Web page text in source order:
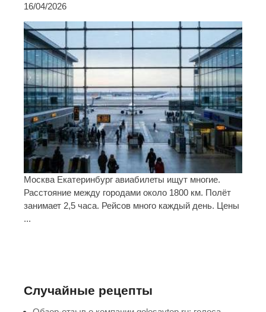
16/04/2026
Москва Екатеринбург авиабилеты ищут многие.
Расстояние между городами около 1800 км. Полёт
занимает 2,5 часа. Рейсов много каждый день. Цены
...
Случайные рецепты